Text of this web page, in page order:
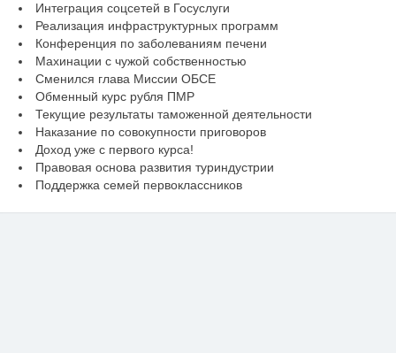
Интеграция соцсетей в Госуслуги
Реализация инфраструктурных программ
Конференция по заболеваниям печени
Махинации с чужой собственностью
Сменился глава Миссии ОБСЕ
Обменный курс рубля ПМР
Текущие результаты таможенной деятельности
Наказание по совокупности приговоров
Доход уже с первого курса!
Правовая основа развития туриндустрии
Поддержка семей первоклассников